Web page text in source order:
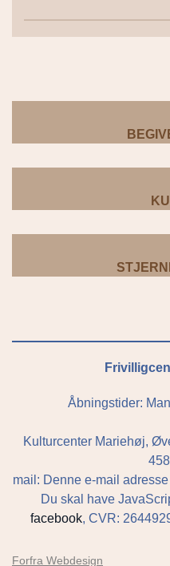
Åbningstider:
Kulturcenter Mariehøj,
mail: Denne e-mail
Du skal have
facebook, CVR:
Forfra Webdesign